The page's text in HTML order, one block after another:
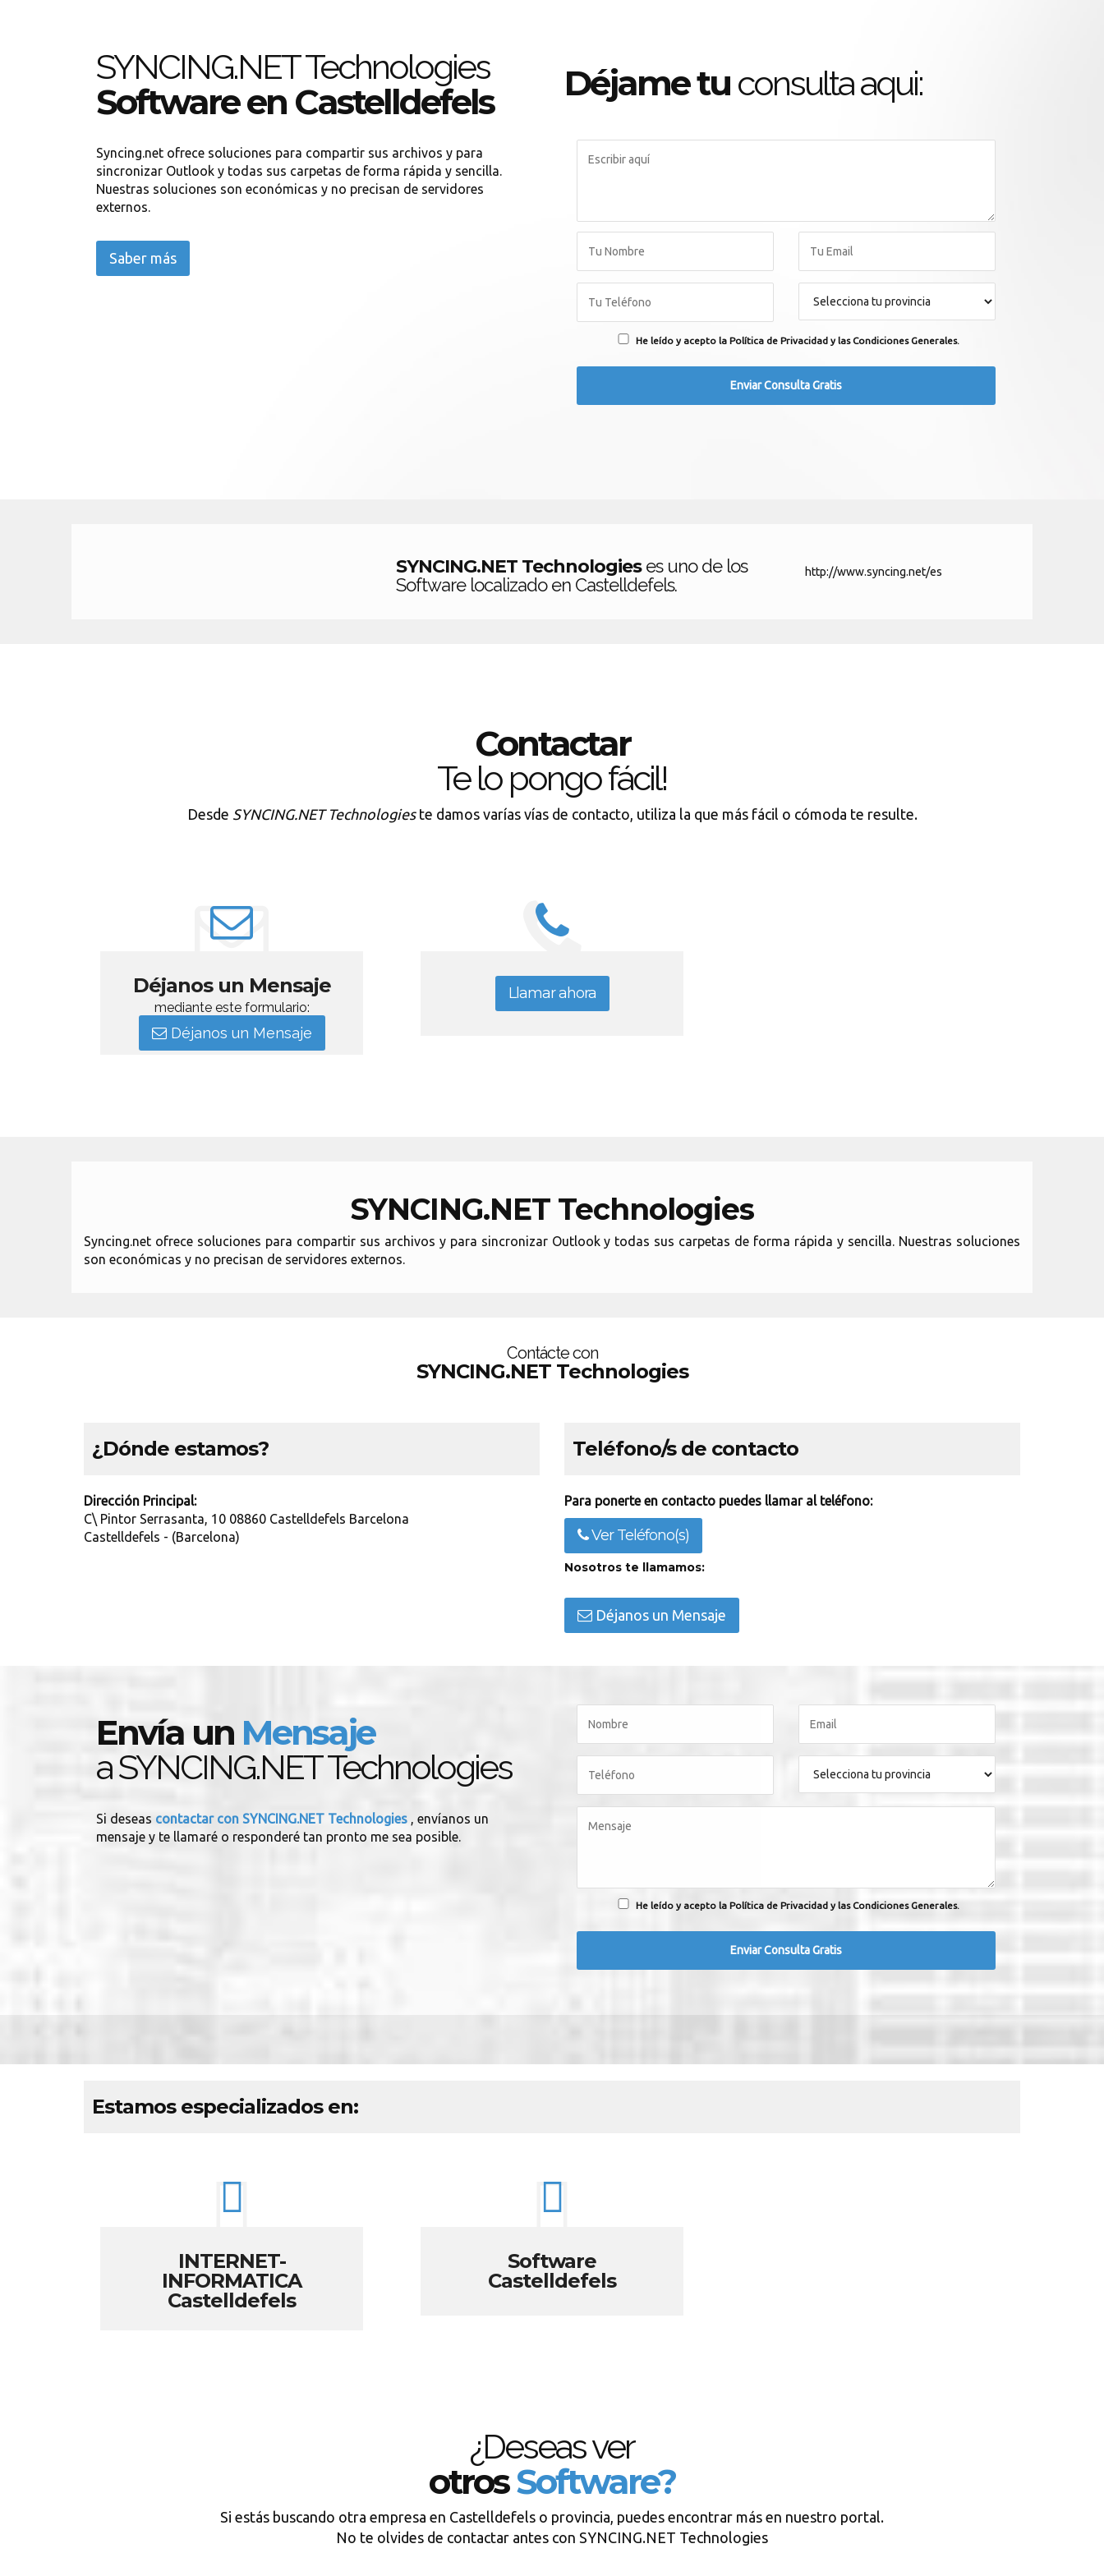
SYNCING.NET Technologies
Software en Castelldefels
Syncing.net ofrece soluciones para compartir sus archivos y para
sincronizar Outlook y todas sus carpetas de forma rápida y sencilla.
Nuestras soluciones son económicas y no precisan de servidores
externos.
Saber más
Déjame tu consulta aqui:
He leído y acepto la Política de Privacidad y las Condiciones Generales.
SYNCING.NET Technologieses uno de los
Software localizado en Castelldefels.
http://www.syncing.net/es
Contactar
Te lo pongo fácil!
Desde SYNCING.NET Technologieste damos varías vías de contacto, utiliza la que más fácil o cómoda te resulte.
Déjanos un Mensaje
mediante este formulario:
Déjanos un Mensaje
Llamar ahora
SYNCING.NET Technologies
Syncing.net ofrece soluciones para compartir sus archivos y para sincronizar Outlook y todas sus carpetas de forma rápida y sencilla. Nuestras soluciones
son económicas y no precisan de servidores externos.
Contácte con
SYNCING.NET Technologies
¿Dónde estamos?
Dirección Principal:
C\ Pintor Serrasanta, 10 08860 Castelldefels Barcelona
Castelldefels - (Barcelona)
Teléfono/s de contacto
Para ponerte en contacto puedes llamar al teléfono:
Ver Teléfono(s)
Nosotros te llamamos:
Déjanos un Mensaje
Envía un Mensaje
a SYNCING.NET Technologies
Si deseas contactar con SYNCING.NET Technologies , envíanos un
mensaje y te llamaré o responderé tan pronto me sea posible.
He leído y acepto la Política de Privacidad y las Condiciones Generales.
Estamos especializados en:
INTERNET-
INFORMATICA
Castelldefels
Software
Castelldefels
¿Deseas ver
otrosSoftware?
Si estás buscando otra empresa en Castelldefels o provincia, puedes encontrar más en nuestro portal.
No te olvides de contactar antes con SYNCING.NET Technologies